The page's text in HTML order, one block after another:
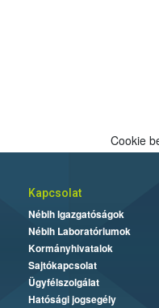
Cookie
Kapcsolat
Nébih Igazgatóságok
Nébih Laboratóriumok
Kormányhivatalok
Sajtókapcsolat
Ügyfélszolgálat
Hatósági jogsegély